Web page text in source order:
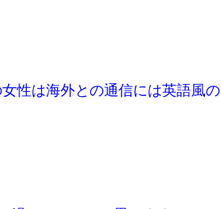
性は海外との通信には英語風の